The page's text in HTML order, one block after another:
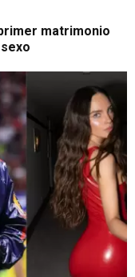
matrimonio